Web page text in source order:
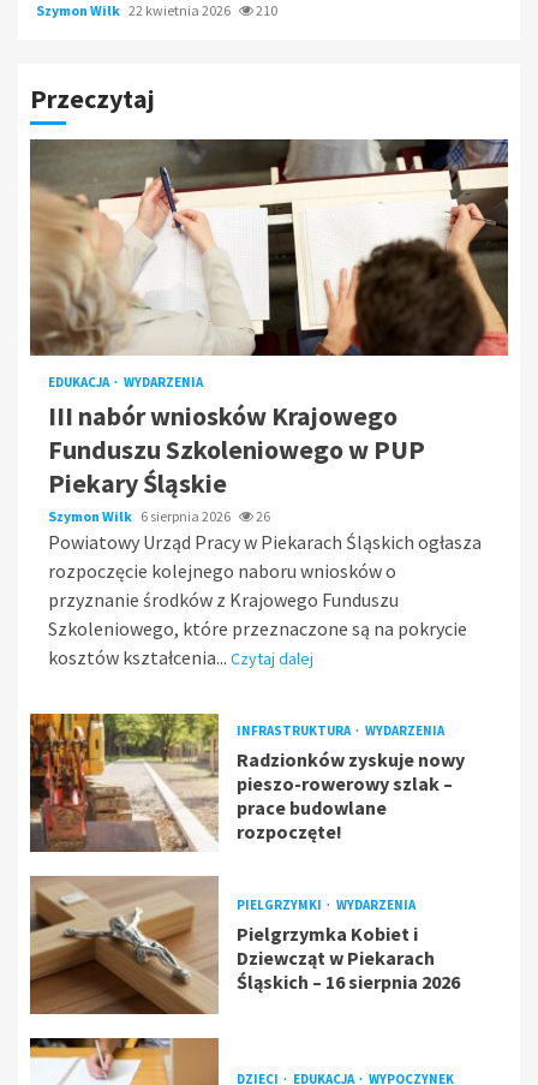
Szymon Wilk 22 kwietnia 2026 210
Przeczytaj
EDUKACJA WYDARZENIA
III nabór wniosków Krajowego
Funduszu Szkoleniowego w PUP
Piekary Śląskie
Szymon Wilk 6 sierpnia 2026 26
Powiatowy Urząd Pracy w Piekarach Śląskich ogłasza
rozpoczęcie kolejnego naboru wniosków o
przyznanie środków z Krajowego Funduszu
Szkoleniowego, które przeznaczone są na pokrycie
kosztów kształcenia... Czytaj dalej
INFRASTRUKTURA WYDARZENIA
Radzionków zyskuje nowy
pieszo-rowerowy szlak –
prace budowlane
rozpoczęte!
PIELGRZYMKI WYDARZENIA
Pielgrzymka Kobiet i
Dziewcząt w Piekarach
Śląskich – 16 sierpnia 2026
DZIECI EDUKACJA WYPOCZYNEK